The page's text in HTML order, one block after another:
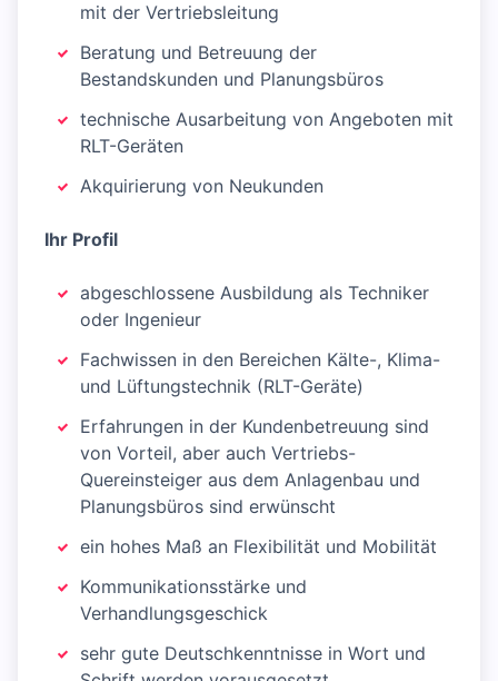
mit der Vertriebsleitung
Beratung und Betreuung der
Bestandskunden und Planungsbüros
technische Ausarbeitung von Angeboten mit
RLT-Geräten
Akquirierung von Neukunden
Ihr Profil
abgeschlossene Ausbildung als Techniker
oder Ingenieur
Fachwissen in den Bereichen Kälte-, Klima-
und Lüftungstechnik (RLT-Geräte)
Erfahrungen in der Kundenbetreuung sind
von Vorteil, aber auch Vertriebs-
Quereinsteiger aus dem Anlagenbau und
Planungsbüros sind erwünscht
ein hohes Maß an Flexibilität und Mobilität
Kommunikationsstärke und
Verhandlungsgeschick
sehr gute Deutschkenntnisse in Wort und